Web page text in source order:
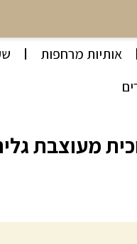
אותיות מרחפות
מעוצבת גלים 25